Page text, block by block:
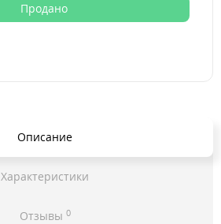
Продано
Описание
Характеристики
Отзывы 0